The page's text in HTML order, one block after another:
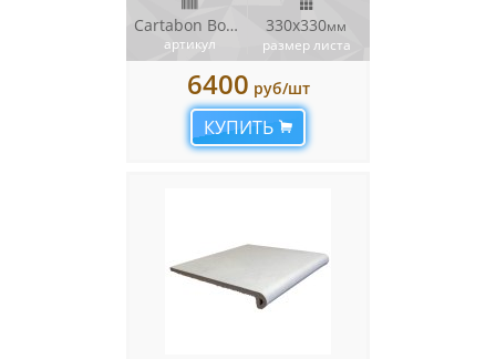
Cartabon Boston Mink
артикул
330х330мм
размер листа
6400 руб/шт
КУПИТЬ